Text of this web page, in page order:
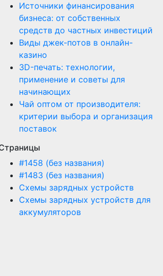
Источники финансирования
бизнеса: от собственных
средств до частных инвестиций
Виды джек-потов в онлайн-
казино
3D-печать: технологии,
применение и советы для
начинающих
Чай оптом от производителя:
критерии выбора и организация
поставок
#1458 (без названия)
#1483 (без названия)
Схемы зарядных устройств
Схемы зарядных устройств для
аккумуляторов